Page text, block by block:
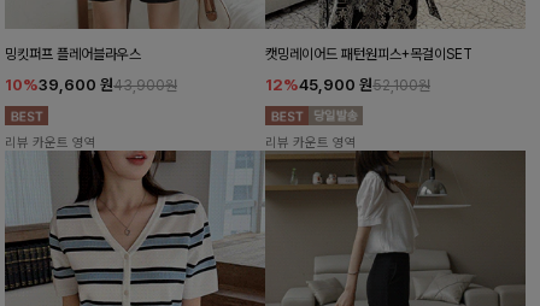
밍킷퍼프 플레어블라우스
10%39,600 원43,900원
리뷰 카운트 영역
캣밍레이어드 패턴원피스+목걸이SET
12%45,900 원52,100원
리뷰 카운트 영역